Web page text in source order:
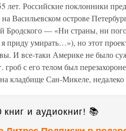
лет. Российские поклонники
Васильевском острове
Бродского — «Ни страны, ни
приду умирать…»), но этот
И все-таки Америке не было
гроб с его телом был
кладбище Сан-Микеле, недалеко
и аудиокниг! 📚